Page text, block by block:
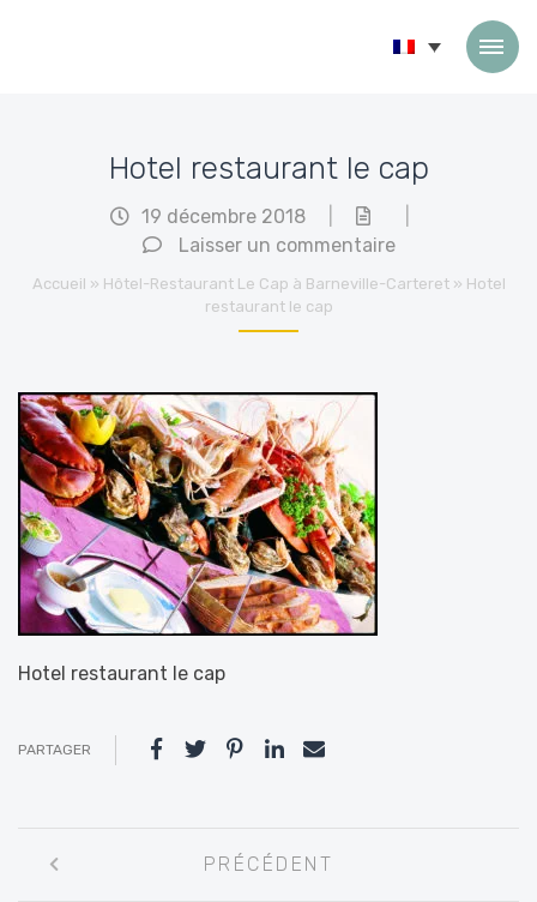
Hotel restaurant le cap
19 décembre 2018
Laisser un commentaire
Accueil » Hôtel-Restaurant Le Cap à Barneville-Carteret» Hotel
restaurant le cap
Hotel restaurant le cap
PARTAGER
entre
PRÉCÉDENT